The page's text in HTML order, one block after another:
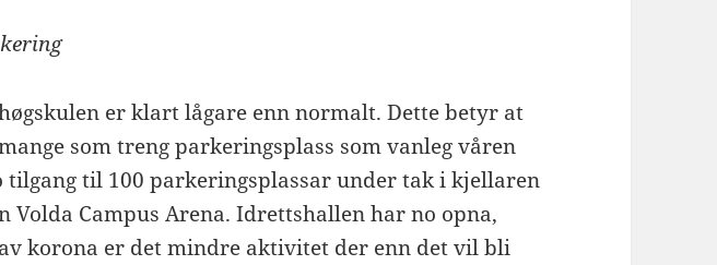
er klart lågare enn normalt. Dette betyr at
som treng parkeringsplass som vanleg våren
tilgang til 100 parkeringsplassar under tak i kjellaren
Volda Campus Arena. Idrettshallen har no opna,
korona er det mindre aktivitet der enn det vil bli